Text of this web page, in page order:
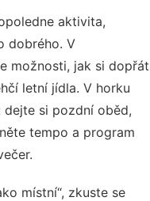
aktivita,
dobrého. V
možnosti, jak si dopřát
letní jídla. V horku
si pozdní oběd,
tempo a program
místní“, zkuste se